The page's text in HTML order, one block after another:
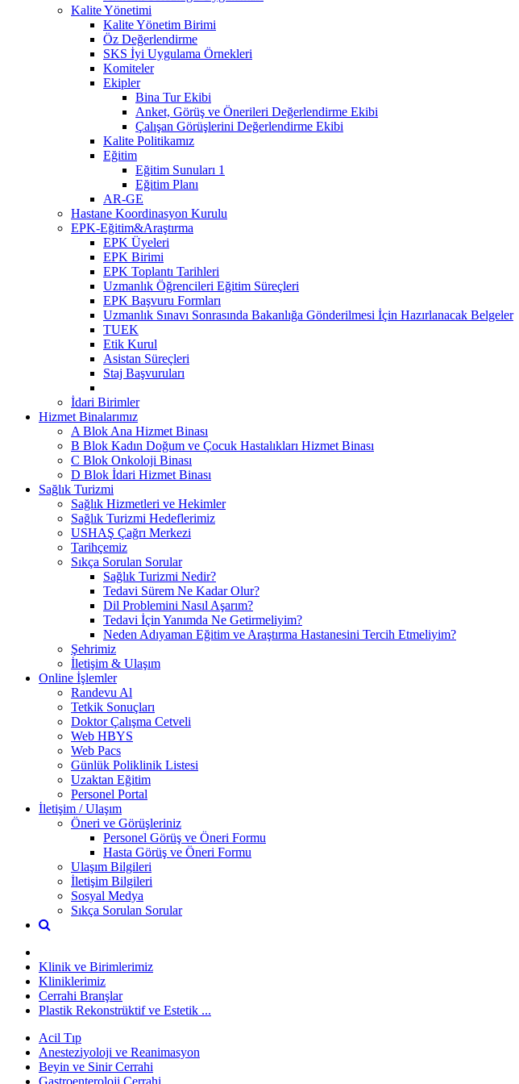
Kalite Yönetimi
Kalite Yönetim Birimi
Öz Değerlendirme
SKS İyi Uygulama Örnekleri
Komiteler
Ekipler
Bina Tur Ekibi
Anket, Görüş ve Önerileri Değerlendirme Ekibi
Çalışan Görüşlerini Değerlendirme Ekibi
Kalite Politikamız
Eğitim
Eğitim Sunuları 1
Eğitim Planı
AR-GE
Hastane Koordinasyon Kurulu
EPK-Eğitim&Araştırma
EPK Üyeleri
EPK Birimi
EPK Toplantı Tarihleri
Uzmanlık Öğrencileri Eğitim Süreçleri
EPK Başvuru Formları
Uzmanlık Sınavı Sonrasında Bakanlığa Gönderilmesi İçin Hazırlanacak Belgeler
TUEK
Etik Kurul
Asistan Süreçleri
Staj Başvuruları
İdari Birimler
Hizmet Binalarımız
A Blok Ana Hizmet Binası
B Blok Kadın Doğum ve Çocuk Hastalıkları Hizmet Binası
C Blok Onkoloji Binası
D Blok İdari Hizmet Binası
Sağlık Turizmi
Sağlık Hizmetleri ve Hekimler
Sağlık Turizmi Hedeflerimiz
USHAŞ Çağrı Merkezi
Tarihçemiz
Sıkça Sorulan Sorular
Sağlık Turizmi Nedir?
Tedavi Sürem Ne Kadar Olur?
Dil Problemini Nasıl Aşarım?
Tedavi İçin Yanımda Ne Getirmeliyim?
Neden Adıyaman Eğitim ve Araştırma Hastanesini Tercih Etmeliyim?
Şehrimiz
İletişim & Ulaşım
Online İşlemler
Randevu Al
Tetkik Sonuçları
Doktor Çalışma Cetveli
Web HBYS
Web Pacs
Günlük Poliklinik Listesi
Uzaktan Eğitim
Personel Portal
İletişim / Ulaşım
Öneri ve Görüşleriniz
Personel Görüş ve Öneri Formu
Hasta Görüş ve Öneri Formu
Ulaşım Bilgileri
İletişim Bilgileri
Sosyal Medya
Sıkça Sorulan Sorular
Klinik ve Birimlerimiz
Kliniklerimiz
Cerrahi Branşlar
Plastik Rekonstrüktif ve Estetik ...
Acil Tıp
Anesteziyoloji ve Reanimasyon
Beyin ve Sinir Cerrahi
Gastroenteroloji Cerrahi